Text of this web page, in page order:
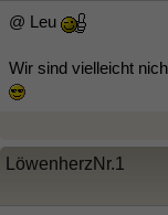
@ Leu
Wir sind vielleicht
LöwenherzNr.1